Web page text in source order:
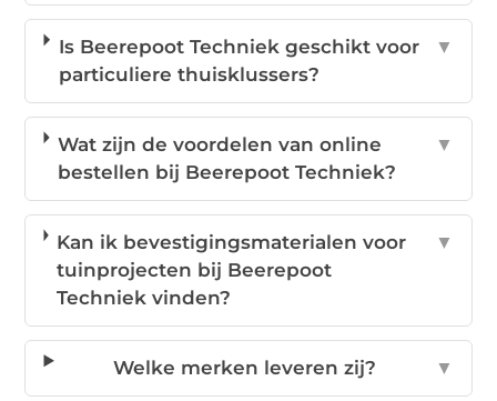
Is Beerepoot Techniek geschikt voor
particuliere thuisklussers?
▼
Wat zijn de voordelen van online
bestellen bij Beerepoot Techniek?
▼
Kan ik bevestigingsmaterialen voor
tuinprojecten bij Beerepoot
Techniek vinden?
▼
Welke merken leveren zij? ▼